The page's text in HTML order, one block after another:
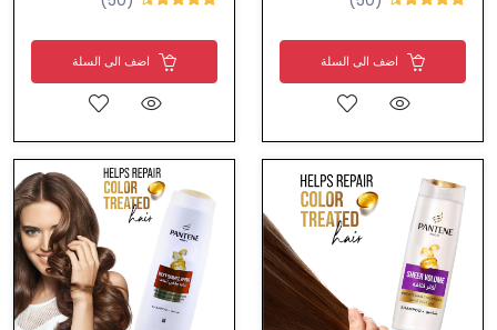
اضف الى السلة اضف الى السلة